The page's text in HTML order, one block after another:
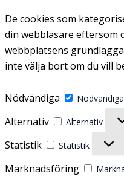
De cookies som
din webbläsare eftersom
webbplatsens
inte välja bort om du vill
Nödvändiga Nödvändiga
Alternativ
Alternativ
Statistik Statistik
Marknadsföring